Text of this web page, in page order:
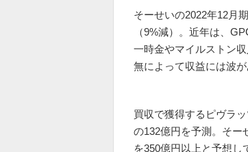
そーせいの2022年12月
（9%減）。近年は、
一時金やマイルストン
無によって収益には波が
買収で獲得するピヴラ
の132億円を予測。そー
を350億円以上と予想